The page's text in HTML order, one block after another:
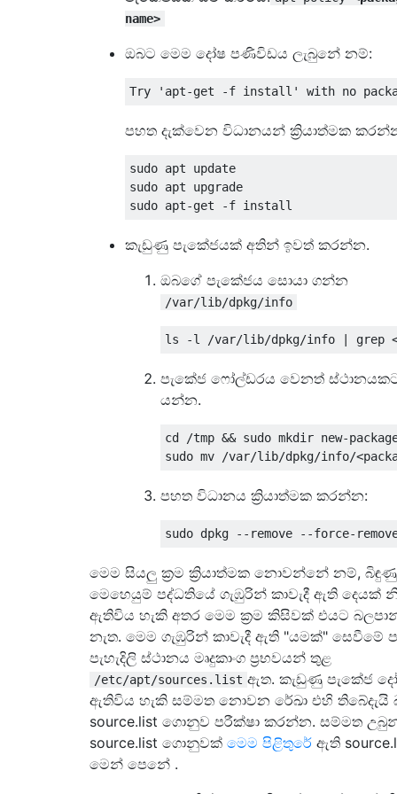
name>
ඔබට මෙම දෝෂ පණිවිඩය ලැබුනේ නම්:
පහත දැක්වෙන විධානයන් ක්‍රියාත්මක
sudo apt update
sudo apt upgrade
කැඩුණු පැකේජයක් අතින් ඉවත් කරන්න.
ඔබගේ පැකේජය සොයා ගන්න
/var/lib/dpkg/info
පැකේජ ෆෝල්ඩරය වෙනත්
යන්න.
cd /tmp && sudo mkdir new-
පහත විධානය ක්‍රියාත්මක කරන්න:
මෙම සියලු ක්‍රම ක්‍රියාත්මක නොවන්නේ නම්, බිඳුණු
මෙහෙයුම් පද්ධතියේ ගැඹුරින් කාවැදී ඇති දෙයක්
ඇතිවිය හැකි අතර මෙම ක්‍රම කිසිවක් එයට
නැත. මෙම ගැඹුරින් කාවැදී ඇති "යමක්" සෙවීමේ
පැහැදිලි ස්ථානය මෘදුකාංග ප්‍රභවයන් තුළ
/etc/apt/sources.list ඇත. කැඩුණු පැකේජ
ඇතිවිය හැකි සම්මත නොවන රේඛා එහි තිබේදැයි
source.list ගොනුව පරීක්ෂා කරන්න. සම්මත
source.list ගොනුවක් මෙම පිළිතුරේ ඇති
මෙන් පෙනේ .